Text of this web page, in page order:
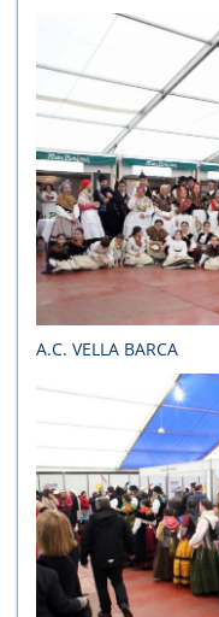
A.C. VELLA BARCA